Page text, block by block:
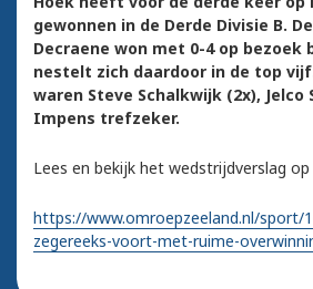
gewonnen in de Derde Divisie B.
Decraene won met 0-4 op bezoek
nestelt zich daardoor in de top
waren Steve Schalkwijk (2x), Jelco
Impens trefzeker.
Lees en bekijk het wedstrijdverslag
https://www.omroepzeeland.nl/sport/
zegereeks-voort-met-ruime-